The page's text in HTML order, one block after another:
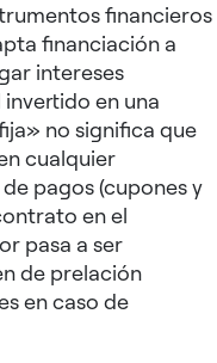
financieros
financiación a
intereses
en una
no significa que
cualquier
pagos (cupones y
en el
pasa a ser
de prelación
en caso de